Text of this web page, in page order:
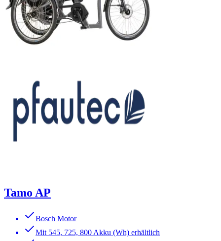
Tamo AP
Bosch Motor
Mit 545, 725, 800 Akku (Wh) erhältlich